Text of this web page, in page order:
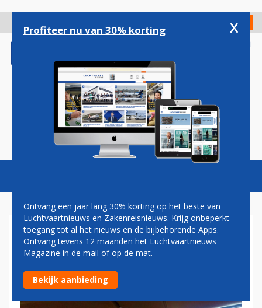
gaan
Check in
Magazine Podcasts Vacatures
HERMAN MATEBOER:
CREWBORREL
Profiteer nu van 30% korting x
Ontvang een jaar lang 30% korting op het beste van
Luchtvaartnieuws en Zakenreisnieuws. Krijg onbeperkt
toegang tot al het nieuws en de bijbehorende Apps.
Ontvang tevens 12 maanden het Luchtvaartnieuws
Magazine in de mail of op de mat.
Bekijk aanbieding